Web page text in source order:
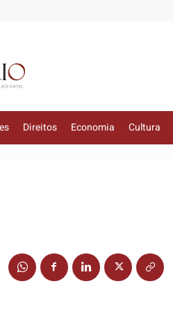
Direitos Economia Cultura